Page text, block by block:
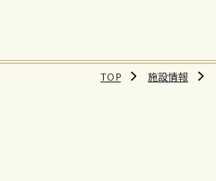
TOP 施設情報